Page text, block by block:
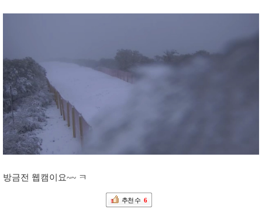
방금전 웹캠이요~~ ㅋ
추천 수 6